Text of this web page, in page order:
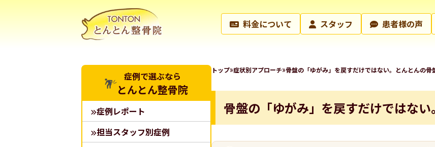
料金について スタッフ 患者様の声
症例で選ぶなら
とんとん整骨院
症例レポート
担当スタッフ別症例
トップ»症状別アプローチ»骨盤の「ゆがみ」を戻すだけではない。とんとんの骨
骨盤の「ゆがみ」を戻すだけではな